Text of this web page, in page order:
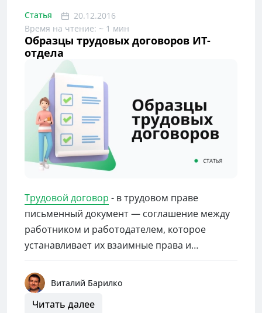
Статья
20.12.2016
Время на чтение: ~ 1 мин
Образцы трудовых договоров ИТ-
отдела
Трудовой договор - в трудовом праве
письменный документ — соглашение между
работником и работодателем, которое
устанавливает их взаимные права и
В Российской Федерации по трудовому
договору работник принимает на себя
Виталий Барилко
Читать далее